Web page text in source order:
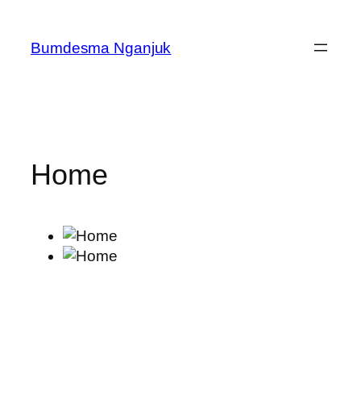
content
Bumdesma Nganjuk
Home